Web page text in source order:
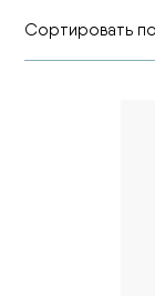
Сортировать